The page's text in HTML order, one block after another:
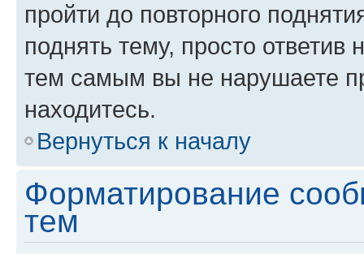
пройти до повторного
поднять тему, просто ответив
тем самым вы не нарушаете
находитесь.
Вернуться к началу
Форматирование
тем